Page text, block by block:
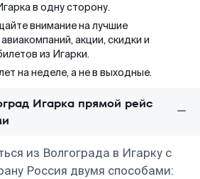
в одну сторону.
внимание на лучшие
акции, скидки и
из Игарки.
на неделе, а не в выходные.
Игарка прямой рейс
из Волгограда в Игарку с
Россия двумя способами: